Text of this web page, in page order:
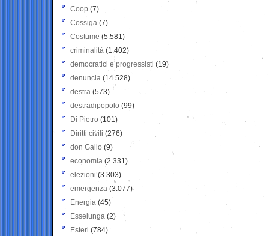
Coop (7)
Cossiga (7)
Costume (5.581)
criminalità (1.402)
democratici e progressisti (19)
denuncia (14.528)
destra (573)
destradipopolo (99)
Di Pietro (101)
Diritti civili (276)
don Gallo (9)
economia (2.331)
elezioni (3.303)
emergenza (3.077)
Energia (45)
Esselunga (2)
Esteri (784)